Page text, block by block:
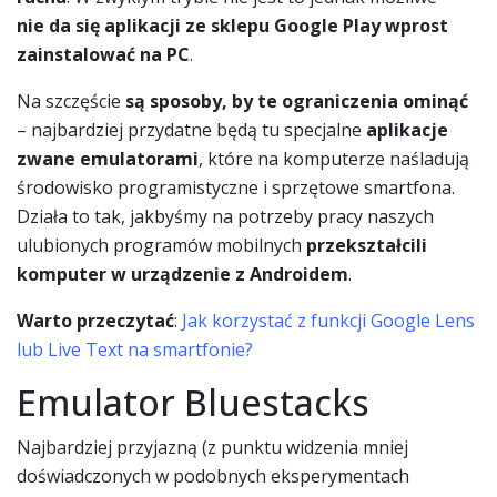
nie da się aplikacji ze sklepu Google Play wprost
zainstalować na PC.
Na szczęście są sposoby, by te ograniczenia ominąć
– najbardziej przydatne będą tu specjalne aplikacje
zwane emulatorami, które na komputerze naśladują
środowisko programistyczne i sprzętowe smartfona.
Działa to tak, jakbyśmy na potrzeby pracy naszych
ulubionych programów mobilnych przekształcili
komputer w urządzenie z Androidem.
Warto przeczytać: Jak korzystać z funkcji Google Lens
lub Live Text na smartfonie?
Emulator Bluestacks
Najbardziej przyjazną (z punktu widzenia mniej
doświadczonych w podobnych eksperymentach